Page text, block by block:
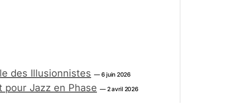
des Illusionnistes — 6 juin 2026
pour Jazz en Phase — 2 avril 2026